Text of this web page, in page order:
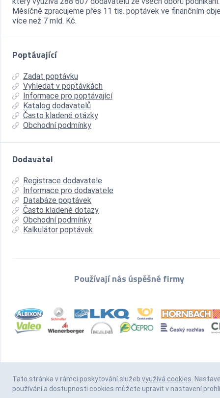
Měsíčně zpracujeme přes 11 tis. poptávek ve finančním
více než 7 mld. Kč.
Poptávající
Zadat poptávku
Vyhledat v poptávkách
Informace pro poptávající
Katalog dodavatelů
Často kladené otázky
Obchodní podmínky
Dodavatel
Registrace dodavatele
Informace pro dodavatele
Databáze poptávek
Často kladené dotazy
Obchodní podmínky
Kalkulátor poptávek
Používají nás úspěšné firmy
Tato stránka v rámci poskytování služeb využívá cookies.
používání a dostupnosti cookies můžete upravit v nastavení